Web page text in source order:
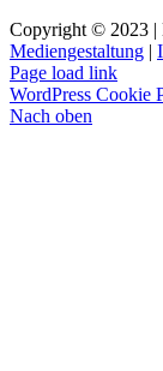
Copyright © 2023 |
Mediengestaltung |
Page load link
WordPress Cookie
Nach oben